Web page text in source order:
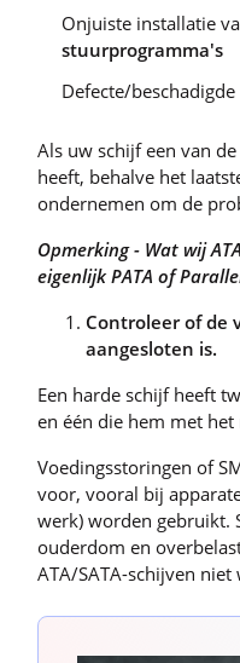
Onjuiste installatie
stuurprogramma's
Defecte/
Als uw schijf een van
heeft, behalve het
ondernemen om de
Opmerking - Wat wij
eigenlijk PATA of
Controleer of de
aangesloten is.
Een harde schijf heeft
en één die hem met
Voedingsstoringen of
voor, vooral bij
werk) worden gebruikt.
ouderdom en
ATA/SATA-schijven